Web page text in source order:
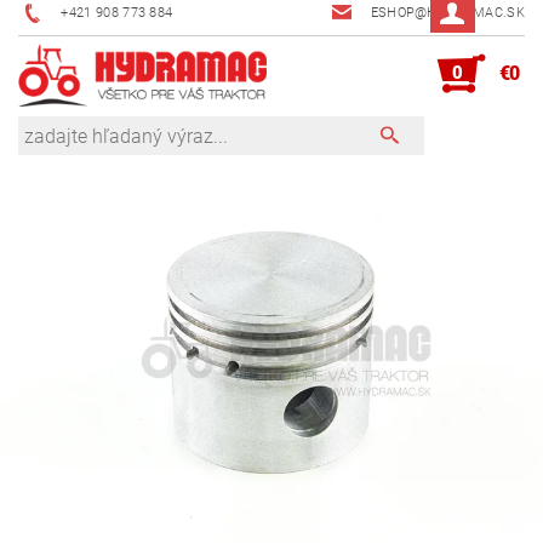
+421 908 773 884 ESHOP@HYDRAMAC.SK
0 €0